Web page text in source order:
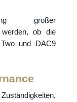
großer
werden, ob die
und DAC9